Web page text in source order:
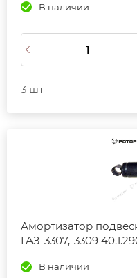
В наличии
3 шт
Амортизатор
ГАЗ-3307,-3309
В наличии